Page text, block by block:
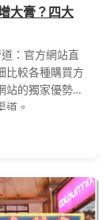
大膏？四大
：官方網站直
比較各種購買方
站的獨家優勢和
道。